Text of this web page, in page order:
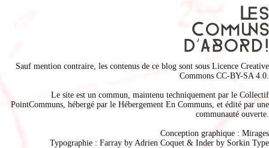
Sauf mention contraire, les contenus de ce blog sont sous Licence Creative
Commons CC-BY-SA 4.0
Le site est un commun, maintenu techniquement par le Collectif
PointCommuns , hébergé par le Hébergement En Communs , et édité par une
communauté ouverte.
Conception graphique : Mirages
Typographie : Farray by Adrien Coquet & Inder by Sorkin Type